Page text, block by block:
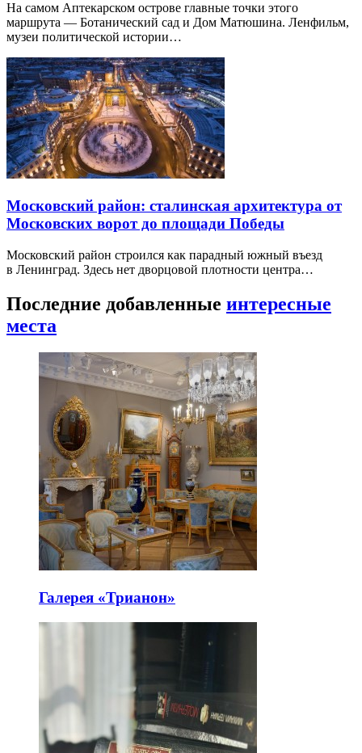
На самом Аптекарском острове главные точки этого
маршрута — Ботанический сад и Дом Матюшина. Ленфильм,
музеи политической истории…
Московский район: сталинская архитектура от
Московских ворот до площади Победы
Московский район строился как парадный южный въезд
в Ленинград. Здесь нет дворцовой плотности центра…
Последние добавленные интересные
места
Галерея «Трианон»